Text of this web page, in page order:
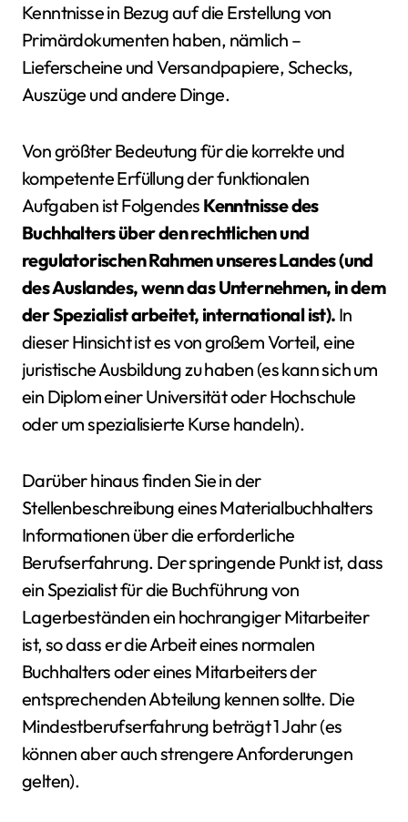
Kenntnisse in Bezug auf die Erstellung von
Primärdokumenten haben, nämlich –
Lieferscheine und Versandpapiere, Schecks,
Auszüge und andere Dinge.
Von größter Bedeutung für die korrekte und
kompetente Erfüllung der funktionalen
Aufgaben ist Folgendes Kenntnisse des
Buchhalters über den rechtlichen und
regulatorischen Rahmen unseres Landes (und
des Auslandes, wenn das Unternehmen, in dem
der Spezialist arbeitet, international ist). In
dieser Hinsicht ist es von großem Vorteil, eine
juristische Ausbildung zu haben (es kann sich um
ein Diplom einer Universität oder Hochschule
oder um spezialisierte Kurse handeln).
Darüber hinaus finden Sie in der
Stellenbeschreibung eines Materialbuchhalters
Informationen über die erforderliche
Berufserfahrung. Der springende Punkt ist, dass
ein Spezialist für die Buchführung von
Lagerbeständen ein hochrangiger Mitarbeiter
ist, so dass er die Arbeit eines normalen
Buchhalters oder eines Mitarbeiters der
entsprechenden Abteilung kennen sollte. Die
Mindestberufserfahrung beträgt 1 Jahr (es
können aber auch strengere Anforderungen
gelten).